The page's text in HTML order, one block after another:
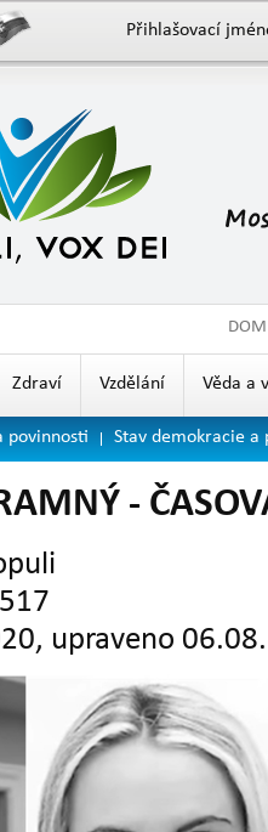
Zdraví Vzdělání Věda a
povinnosti Stav demokracie a
-
upraveno
Přihlašovací